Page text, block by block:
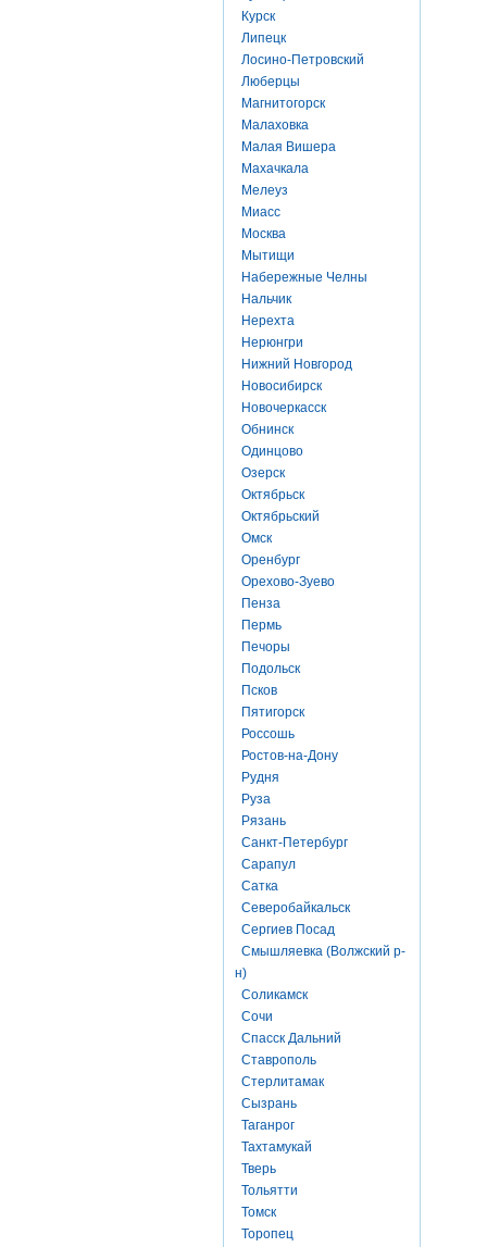
Курск
Липецк
Лосино-Петровский
Люберцы
Магнитогорск
Малаховка
Малая Вишера
Махачкала
Мелеуз
Миасс
Москва
Мытищи
Набережные Челны
Нальчик
Нерехта
Нерюнгри
Нижний Новгород
Новосибирск
Новочеркасск
Обнинск
Одинцово
Озерск
Октябрьск
Октябрьский
Омск
Оренбург
Орехово-Зуево
Пенза
Пермь
Печоры
Подольск
Псков
Пятигорск
Россошь
Ростов-на-Дону
Рудня
Руза
Рязань
Санкт-Петербург
Сарапул
Сатка
Северобайкальск
Сергиев Посад
Смышляевка (Волжский р-
н)
Соликамск
Сочи
Спасск Дальний
Ставрополь
Стерлитамак
Сызрань
Таганрог
Тахтамукай
Тверь
Тольятти
Томск
Торопец